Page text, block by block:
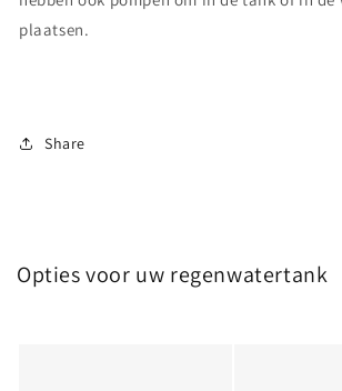
plaatsen.
Share
Opties voor uw regenwatertank